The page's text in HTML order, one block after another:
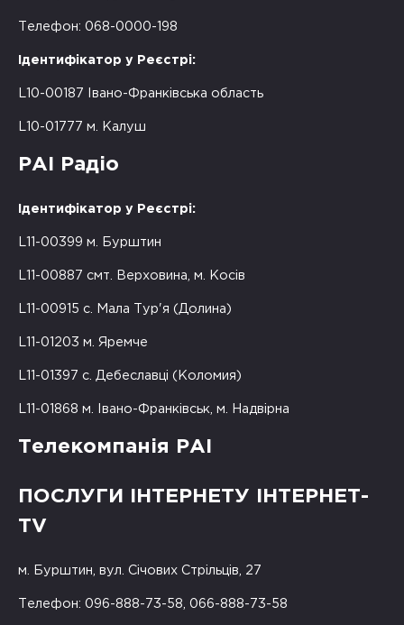
Телефон: 068-0000-198
Ідентифікатор у Реєстрі:
L10-00187 Івано-Франківська область
L10-01777 м. Калуш
РАІ Радіо
Ідентифікатор у Реєстрі:
L11-00399 м. Бурштин
L11-00887 смт. Верховина, м. Косів
L11-00915 с. Мала Тур'я (Долина)
L11-01203 м. Яремче
L11-01397 с. Дебеславці (Коломия)
L11-01868 м. Івано-Франківськ, м. Надвірна
Телекомпанія РАІ
ПОСЛУГИ ІНТЕРНЕТУ ІНТЕРНЕТ-
TV
м. Бурштин, вул. Січових Стрільців, 27
Телефон: 096-888-73-58, 066-888-73-58